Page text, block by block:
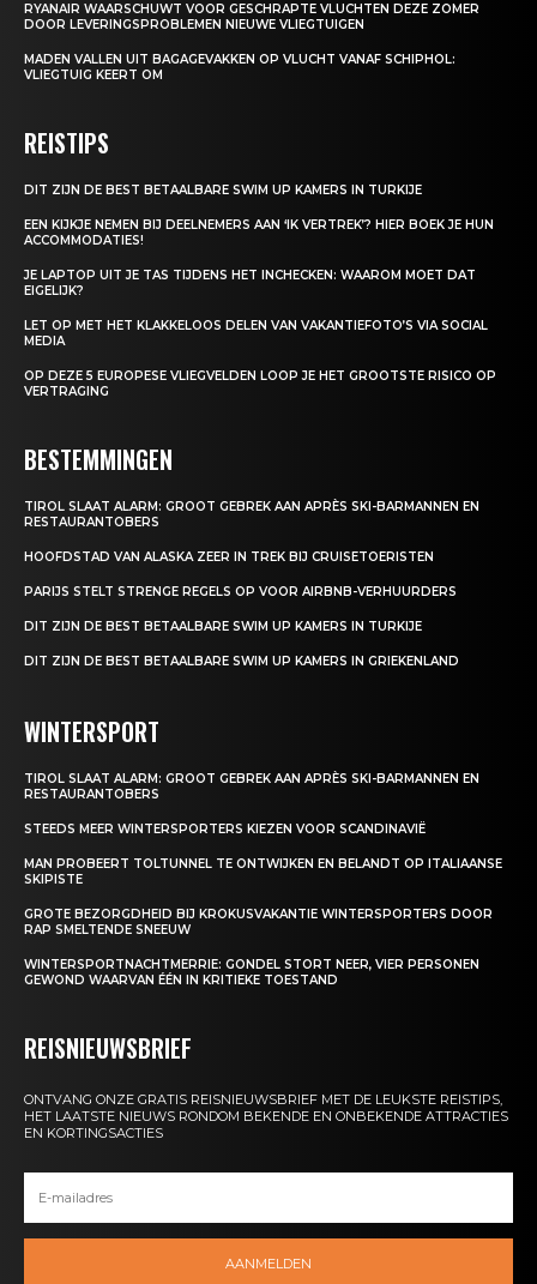
RYANAIR WAARSCHUWT VOOR GESCHRAPTE VLUCHTEN DEZE ZOMER
DOOR LEVERINGSPROBLEMEN NIEUWE VLIEGTUIGEN
MADEN VALLEN UIT BAGAGEVAKKEN OP VLUCHT VANAF SCHIPHOL:
VLIEGTUIG KEERT OM
REISTIPS
DIT ZIJN DE BEST BETAALBARE SWIM UP KAMERS IN TURKIJE
EEN KIJKJE NEMEN BIJ DEELNEMERS AAN ‘IK VERTREK’? HIER BOEK JE HUN
ACCOMMODATIES!
JE LAPTOP UIT JE TAS TIJDENS HET INCHECKEN: WAAROM MOET DAT
EIGELIJK?
LET OP MET HET KLAKKELOOS DELEN VAN VAKANTIEFOTO’S VIA SOCIAL
MEDIA
OP DEZE 5 EUROPESE VLIEGVELDEN LOOP JE HET GROOTSTE RISICO OP
VERTRAGING
BESTEMMINGEN
TIROL SLAAT ALARM: GROOT GEBREK AAN APRÈS SKI-BARMANNEN EN
RESTAURANTOBERS
HOOFDSTAD VAN ALASKA ZEER IN TREK BIJ CRUISETOERISTEN
PARIJS STELT STRENGE REGELS OP VOOR AIRBNB-VERHUURDERS
DIT ZIJN DE BEST BETAALBARE SWIM UP KAMERS IN TURKIJE
DIT ZIJN DE BEST BETAALBARE SWIM UP KAMERS IN GRIEKENLAND
WINTERSPORT
TIROL SLAAT ALARM: GROOT GEBREK AAN APRÈS SKI-BARMANNEN EN
RESTAURANTOBERS
STEEDS MEER WINTERSPORTERS KIEZEN VOOR SCANDINAVIË
MAN PROBEERT TOLTUNNEL TE ONTWIJKEN EN BELANDT OP ITALIAANSE
SKIPISTE
GROTE BEZORGDHEID BIJ KROKUSVAKANTIE WINTERSPORTERS DOOR
RAP SMELTENDE SNEEUW
WINTERSPORTNACHTMERRIE: GONDEL STORT NEER, VIER PERSONEN
GEWOND WAARVAN ÉÉN IN KRITIEKE TOESTAND
REISNIEUWSBRIEF
ONTVANG ONZE GRATIS REISNIEUWSBRIEF MET DE LEUKSTE REISTIPS,
HET LAATSTE NIEUWS RONDOM BEKENDE EN ONBEKENDE ATTRACTIES
EN KORTINGSACTIES
AANMELDEN